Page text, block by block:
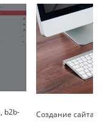
b2b-
Создание сайта,